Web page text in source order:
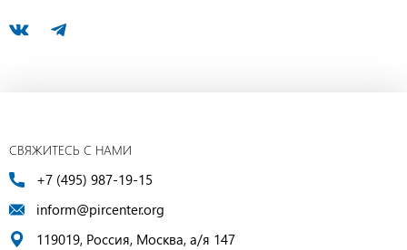
СВЯЖИТЕСЬ С НАМИ
+7 (495) 987-19-15
inform@pircenter.org
119019, Россия, Москва, а/я 147